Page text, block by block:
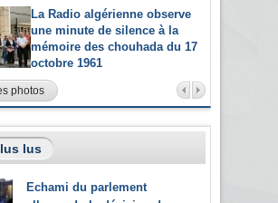
La Radio algérienne observe
une minute de silence à la
mémoire des chouhada du 17
octobre 1961
photos
lus
Echami du parlement